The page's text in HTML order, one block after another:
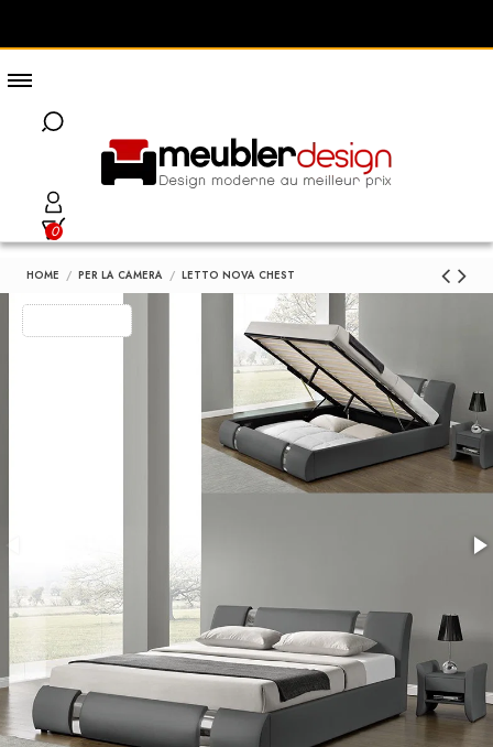
0
HOME PER LA CAMERA LETTO NOVA CHEST